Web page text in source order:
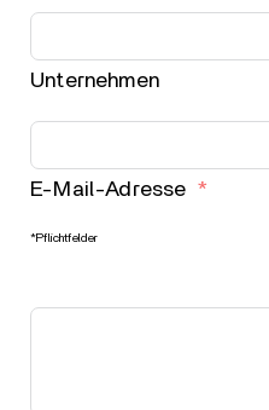
Unternehmen
E-Mail-Adresse
*Pflichtfelder